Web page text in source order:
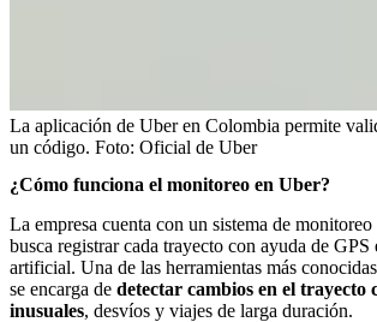
La aplicación de Uber en Colombia permite
un código. Foto: Oficial de Uber
¿Cómo funciona el monitoreo en Uber?
La empresa cuenta con un sistema de
busca registrar cada trayecto con ayuda de GPS
artificial. Una de las herramientas más
se encarga de detectar cambios en el trayecto
inusuales, desvíos y viajes de larga duración.